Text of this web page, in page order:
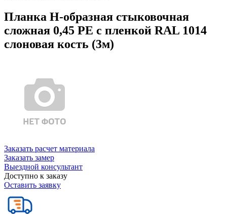
Планка Н-образная стыковочная
сложная 0,45 PE с пленкой RAL 1014
слоновая кость (3м)
Заказать расчет материала
Заказать замер
Выездной консультант
Доступно к заказу
Оставить заявку